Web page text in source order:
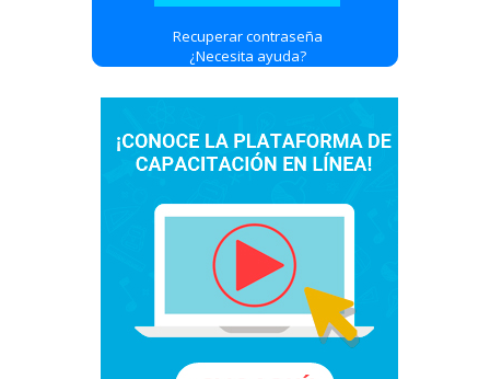
Recuperar contraseña
¿Necesita ayuda?